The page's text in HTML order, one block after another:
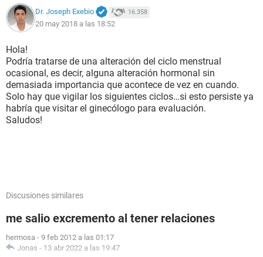
Dr. Joseph Exebio 16.358
20 may 2018 a las 18:52
Hola!
Podría tratarse de una alteración del ciclo menstrual
ocasional, es decir, alguna alteración hormonal sin
demasiada importancia que acontece de vez en cuando.
Solo hay que vigilar los siguientes ciclos…si esto persiste ya
habría que visitar el ginecólogo para evaluación.
Saludos!
Discusiones similares
me salio excremento al tener relaciones
hermosa - 9 feb 2012 a las 01:17
Jonas - 13 abr 2022 a las 19:47